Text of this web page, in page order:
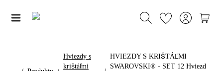
Hviezdy s
krištáľmi
HVIEZDY S KRIŠTÁĽMI
SWAROVSKI® - SET 12 Hviezd